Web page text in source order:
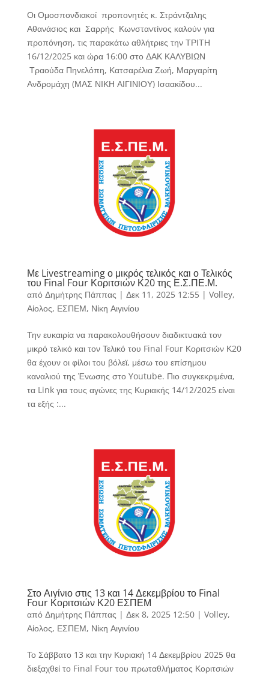
Οι Ομοσπονδιακοί προπονητές κ. Στράντζαλης
Αθανάσιος και Σαρρής Κωνσταντίνος καλούν για
προπόνηση, τις παρακάτω αθλήτριες την ΤΡΙΤΗ
16/12/2025 και ώρα 16:00 στο ΔΑΚ ΚΑΛΥΒΙΩΝ
Τραούδα Πηνελόπη, Κατσαρέλια Ζωή, Μαργαρίτη
Ανδρομάχη (ΜΑΣ ΝΙΚΗ ΑΙΓΙΝΙΟΥ) Ισαακίδου...
Με Livestreaming ο μικρός τελικός και ο Τελικός
του Final Four Κοριτσιών Κ20 της Ε.Σ.ΠΕ.Μ.
από Δημήτρης Πάππας | Δεκ 11, 2025 12:55| Volley,
Αίολος, ΕΣΠΕΜ, Νίκη Αιγινίου
Την ευκαιρία να παρακολουθήσουν διαδικτυακά τον
μικρό τελικό και τον Τελικό του Final Four Κοριτσιών Κ20
θα έχουν οι φίλοι του βόλεϊ, μέσω του επίσημου
καναλιού της Ένωσης στο Youtube. Πιο συγκεκριμένα,
τα Link για τους αγώνες της Κυριακής 14/12/2025 είναι
τα εξής :...
Στο Αιγίνιο στις 13 και 14 Δεκεμβρίου το Final
Four Κοριτσιών Κ20 ΕΣΠΕΜ
από Δημήτρης Πάππας | Δεκ 8, 2025 12:50| Volley,
Αίολος, ΕΣΠΕΜ, Νίκη Αιγινίου
Το Σάββατο 13 και την Κυριακή 14 Δεκεμβρίου 2025 θα
διεξαχθεί το Final Four του πρωταθλήματος Κοριτσιών